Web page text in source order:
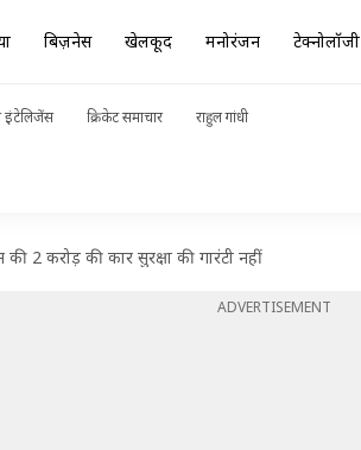
बिज़नेस खेलकूद मनोरंजन टेक्नोलॉजी
इंटेलिजेंस क्रिकेट समाचार राहुल गांधी
2 करोड़ की कार सुरक्षा की गारंटी नहीं
ADVERTISEMENT